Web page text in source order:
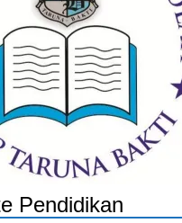
Pendidikan